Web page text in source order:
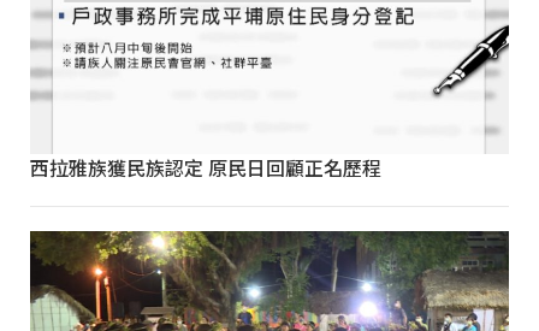
西拉雅族獲民族認定 原民日回顧正名歷程